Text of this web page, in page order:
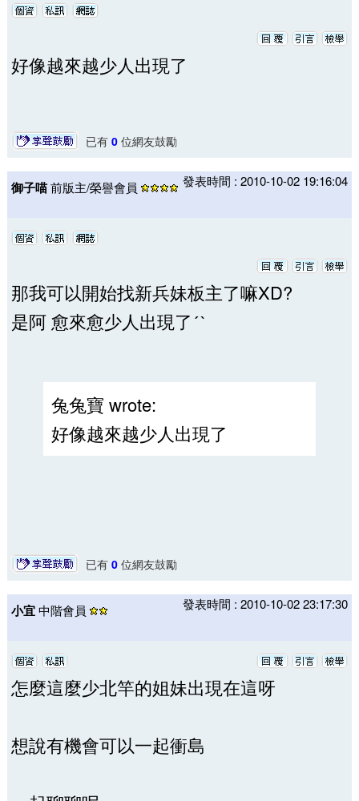
好像越來越少人出現了
已有 0位網友鼓勵
御子喵前版主/榮譽會員 發表時間 : 2010-10-02 19:16:04
那我可以開始找新兵妹板主了嘛XD?
是阿 愈來愈少人出現了ˊˋ
兔兔寶 wrote:
好像越來越少人出現了
已有 0位網友鼓勵
小宜中階會員 發表時間 : 2010-10-02 23:17:30
怎麼這麼少北竿的姐妹出現在這呀
想說有機會可以一起衝島